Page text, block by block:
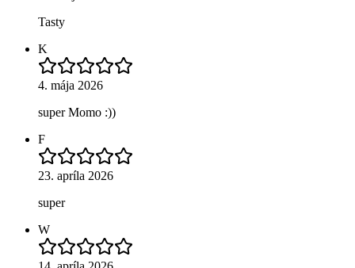
Tasty
K
4. mája 2026
super Momo :))
F
23. apríla 2026
super
W